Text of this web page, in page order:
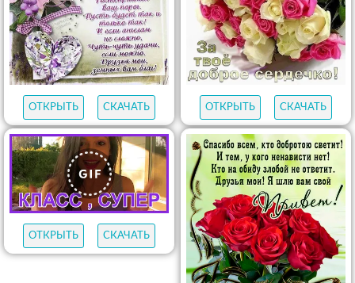
ОТКРЫТЬ СКАЧАТЬ ОТКРЫТЬ СКАЧАТЬ
ОТКРЫТЬ СКАЧАТЬ